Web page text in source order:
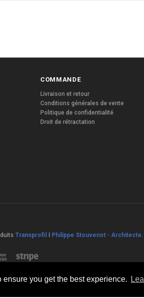
you get the best experience.
COMMANDE
Livraison et retour
Conditions générales de vente
Politique de confidentialité
Droit de rétractation
Transprofil Philippe Stouvenot - Architecte.